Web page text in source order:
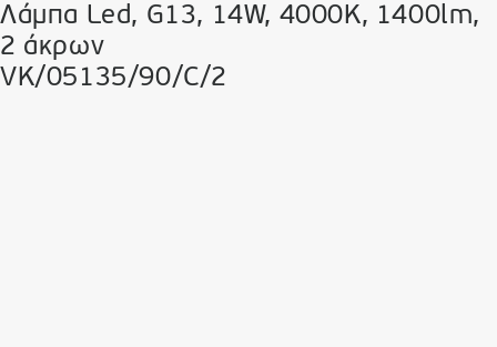
Λάμπα Led, G13, 14W, 4000K, 1400lm,
2 άκρων
VK/05135/90/C/2